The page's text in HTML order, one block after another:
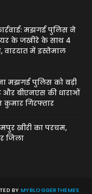
मझगई पुलिस ने
के जखीरे के साथ 4
वारदात में इस्तेमाल
मझगई पुलिस को बड़ी
और बीएनएस की धाराओं
कुमार गिरफ्तार
खीरी का परचम,
जिला
BYMYBLOGGERTHEMES